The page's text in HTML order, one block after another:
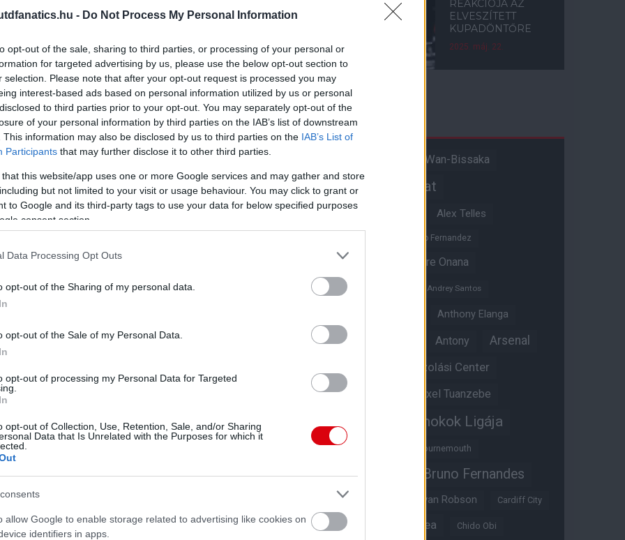
- Do Not Process My Personal Information
opt-out of the sale, sharing to third parties, or processing of your personal or
for targeted advertising by us, please use the below opt-out section to
selection. Please note that after your opt-out request is processed you may
interest-based ads based on personal information utilized by us or personal
to third parties prior to your opt-out. You may separately opt-out of the
of your personal information by third parties on the IAB’s list of downstream
This information may also be disclosed by us to third parties on the IAB’s List of
Participants that may further disclose it to other third parties.
that this website/app uses one or more Google services and may gather and store
but not limited to your visit or usage behaviour. You may click to grant or
to Google and its third-party tags to use your data for below specified purposes
consent section.
Data Processing Opt Outs
opt-out of the Sharing of my personal data.
opt-out of the Sale of my Personal Data.
opt-out of processing my Personal Data for Targeted
opt-out of Collection, Use, Retention, Sale, and/or Sharing
Data that Is Unrelated with the Purposes for which it
allow Google to enable storage related to advertising like cookies on
identifiers in apps.
valóságot mondom. Ez több szempontból is rossz
nincs európai porondon. Õk hetente egy
a szezon eleje óta teszik. Õk nem ismerik a
a meccsek és nem tudják, milyen hazamenni
Holnap újabb nap jön és a határokig harcolni
on is!
ésiOS-re !
működését!
REAKCIÓJA AZ
ELVESZÍTETT
KUPADÖNTŐRE
2025. máj. 22.
Címkék
Aaron Wan-Bissaka
Akadémiai csapat
Alejandro Garnacho Alex Telles
Alvaro Fernandez
Amad Diallo
Andre Onana
Andreas Pereira
Andrey Santos
Anthony Elanga
Anthony Martial Antony Arsenal
Átigazolási Center
Átigazolások Axel Tuanzebe
Bajnokok Ligája
Benjamin Sesko Bournemouth
Brandon Williams Bruno Fernandes
Bryan Mbeumo Bryan Robson Cardiff City
Casemiro Chelsea Chido Obi